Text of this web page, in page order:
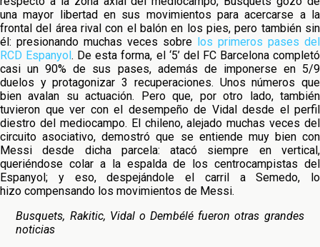
una mayor libertad en sus movimientos para acercarse a la
frontal del área rival con el balón en los pies, pero también sin
él: presionando muchas veces sobre los primeros pases del
RCD Espanyol. De esta forma, el ‘5’ del FC Barcelona completó
casi un 90% de sus pases, además de imponerse en 5/9
duelos y protagonizar 3 recuperaciones. Unos números que
bien avalan su actuación. Pero que, por otro lado, también
tuvieron que ver con el desempeño de Vidal desde el perfil
diestro del mediocampo. El chileno, alejado muchas veces del
circuito asociativo, demostró que se entiende muy bien con
Messi desde dicha parcela: atacó siempre en vertical,
queriéndose colar a la espalda de los centrocampistas del
Espanyol; y eso, despejándole el carril a Semedo, lo
hizo compensando los movimientos de Messi.
Busquets, Rakitic, Vidal o Dembélé fueron otras grandes
noticias